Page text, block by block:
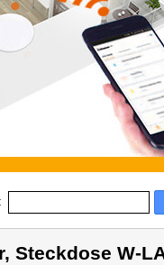
Steckdose W-